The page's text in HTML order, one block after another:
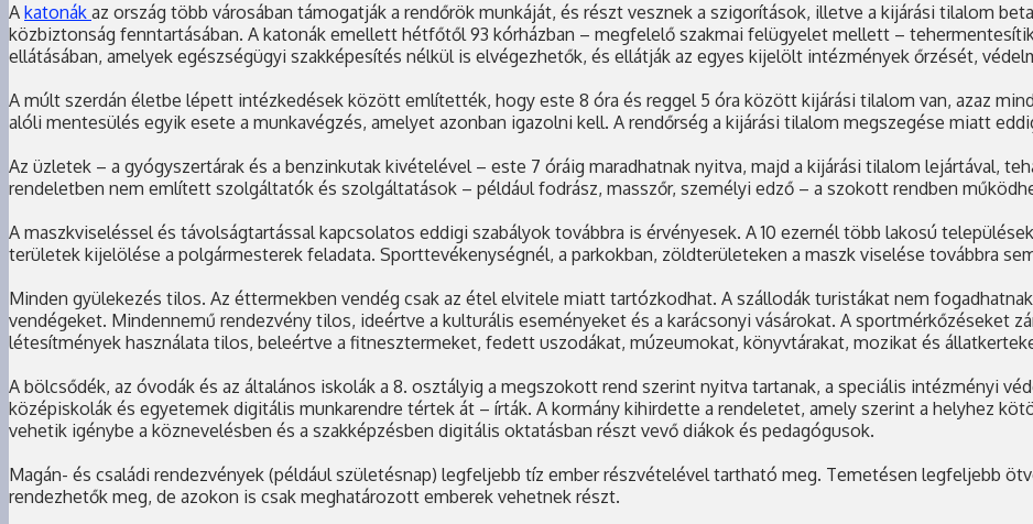
A katonák az ország több városában támogatják a rendőrök munkáját, és részt vesznek a szigorítások, illetve a kijárási tilalom
közbiztonság fenntartásában. A katonák emellett hétfőtől 93 kórházban – megfelelő szakmai felügyelet mellett –
ellátásában, amelyek egészségügyi szakképesítés nélkül is elvégezhetők, és ellátják az egyes kijelölt intézmények őrzését,
A múlt szerdán életbe lépett intézkedések között említették, hogy este 8 óra és reggel 5 óra között kijárási tilalom van, azaz
alóli mentesülés egyik esete a munkavégzés, amelyet azonban igazolni kell. A rendőrség a kijárási tilalom megszegése miatt
Az üzletek – a gyógyszertárak és a benzinkutak kivételével – este 7 óráig maradhatnak nyitva, majd a kijárási tilalom lejártával,
rendeletben nem említett szolgáltatók és szolgáltatások – például fodrász, masszőr, személyi edző – a szokott rendben
A maszkviseléssel és távolságtartással kapcsolatos eddigi szabályok továbbra is érvényesek. A 10 ezernél több lakosú
területek kijelölése a polgármesterek feladata. Sporttevékenységnél, a parkokban, zöldterületeken a maszk viselése továbbra
Minden gyülekezés tilos. Az éttermekben vendég csak az étel elvitele miatt tartózkodhat. A szállodák turistákat nem
vendégeket. Mindennemű rendezvény tilos, ideértve a kulturális eseményeket és a karácsonyi vásárokat. A sportmérkőzéseket
létesítmények használata tilos, beleértve a fitnesztermeket, fedett uszodákat, múzeumokat, könyvtárakat, mozikat és
A bölcsődék, az óvodák és az általános iskolák a 8. osztályig a megszokott rend szerint nyitva tartanak, a speciális intézményi
középiskolák és egyetemek digitális munkarendre tértek át – írták. A kormány kihirdette a rendeletet, amely szerint a helyhez
vehetik igénybe a köznevelésben és a szakképzésben digitális oktatásban részt vevő diákok és pedagógusok.
Magán- és családi rendezvények (például születésnap) legfeljebb tíz ember részvételével tartható meg. Temetésen legfeljebb
rendezhetők meg, de azokon is csak meghatározott emberek vehetnek részt.